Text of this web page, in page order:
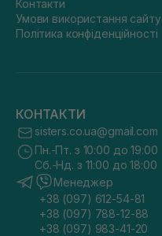
Контакти
Умови використання сайту
Політика конфіденційності
КОНТАКТИ
sisters.co.ua@gmail.com
Пн.-Пт. з 10:00 до 19:00
Сб.-Нд. з 11:00 до 18:00
Менеджер
+38 (097) 612-54-81
+38 (097) 788-12-88
+38 (097) 983-41-20